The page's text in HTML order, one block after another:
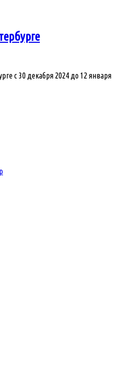
с 30 декабря 2024 до 12 января